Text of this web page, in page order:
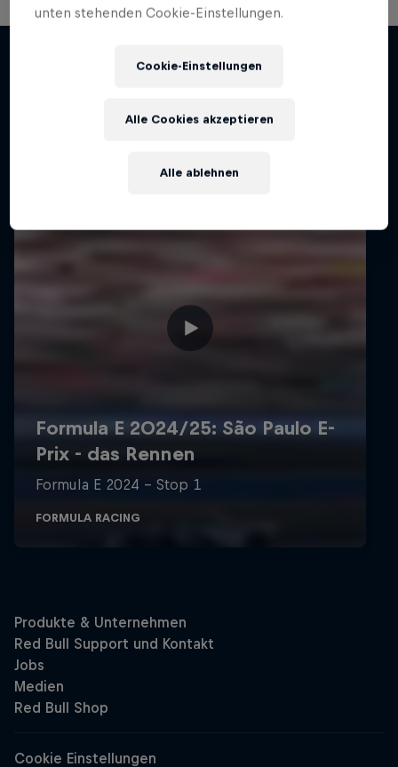
Ähnliche Videos
unten stehenden Cookie-Einstellungen.
Cookie-Einstellungen
Alle ablehnen
Alle Cookies akzeptieren